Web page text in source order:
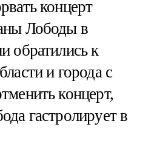
концерт
Лободы в
обратились к
и города с
концерт,
гастролирует в